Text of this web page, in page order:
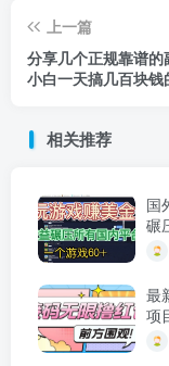
上一篇
分享几个正规靠谱的
小白一天搞几百块钱
相关推荐
国
碾
最
项